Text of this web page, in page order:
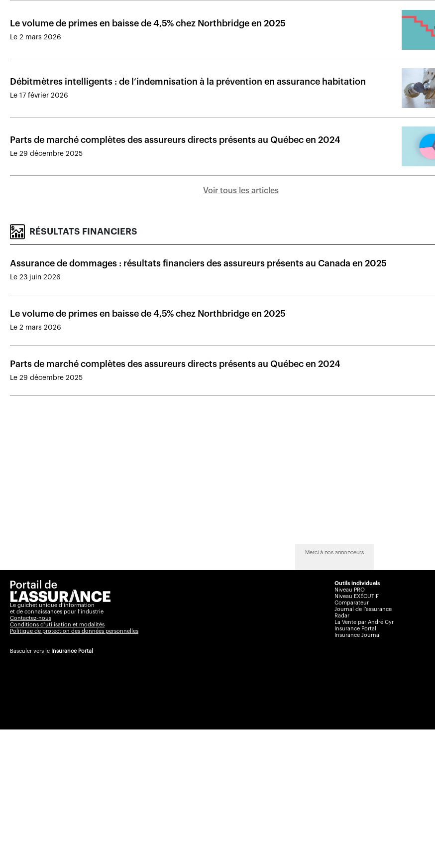
Le volume de primes en baisse de 4,5% chez Northbridge en 2025
Le 2 mars 2026
Débitmètres intelligents : de l’indemnisation à la prévention en assurance habitation
Le 17 février 2026
Parts de marché complètes des assureurs directs présents au Québec en 2024
Le 29 décembre 2025
Voir tous les articles
RÉSULTATS FINANCIERS
Assurance de dommages : résultats financiers des assureurs présents au Canada en 2025
Le 23 juin 2026
Le volume de primes en baisse de 4,5% chez Northbridge en 2025
Le 2 mars 2026
Parts de marché complètes des assureurs directs présents au Québec en 2024
Le 29 décembre 2025
Merci à nos annonceurs
Le guichet unique d’information
et de connaissances pour l’industrie
Contactez-nous
Conditions d’utilisation et modalités
Politique de protection des données personnelles
Basculer vers le Insurance Portal
Outils individuels
Niveau PRO
Niveau EXÉCUTIF
Comparateur
Journal de l’assurance
Radar
La Vente par André Cyr
Insurance Portal
Insurance Journal